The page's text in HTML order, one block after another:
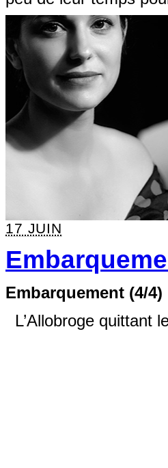
17 JUIN
Embarquement (4/4)
L’Allobroge quittant